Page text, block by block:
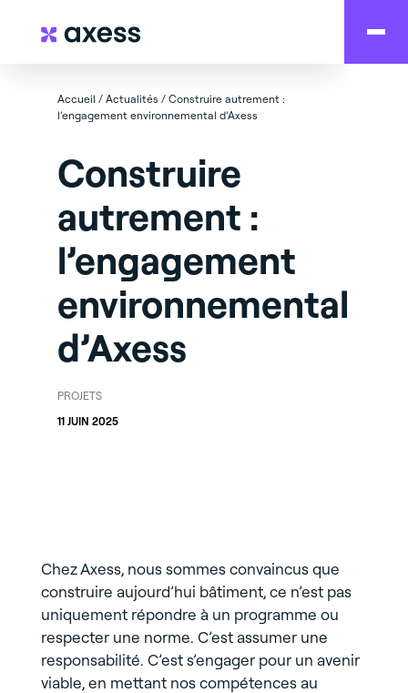
Accueil / Actualités / Construire autrement :
l’engagement environnemental d’Axess
Construire
autrement :
l’engagement
environnemental
d’Axess
PROJETS
11 JUIN 2025
Chez Axess, nous sommes convaincus que
construire aujourd’hui bâtiment, ce n’est pas
uniquement répondre à un programme ou
respecter une norme. C’est assumer une
responsabilité. C’est s’engager pour un avenir
viable, en mettant nos compétences au